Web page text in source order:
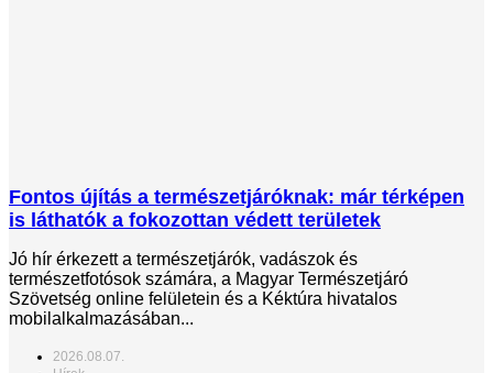
Fontos újítás a természetjáróknak: már térképen
is láthatók a fokozottan védett területek
Jó hír érkezett a természetjárók, vadászok és
természetfotósok számára, a Magyar Természetjáró
Szövetség online felületein és a Kéktúra hivatalos
mobilalkalmazásában...
2026.08.07.